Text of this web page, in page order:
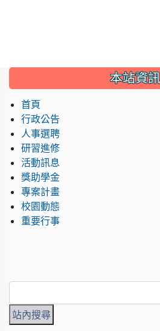
::: 本站資訊
首頁
行政公告
人事選聘
研習進修
活動訊息
獎助學金
專案計畫
校園動態
重要行事